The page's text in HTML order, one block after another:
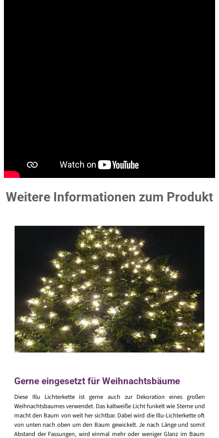
Weitere Informationen zum Produkt
Gerne eingesetzt für Weihnachtsbäume
Diese Illu Lichterkette ist gerne auch zur Dekoration eines großen
Weihnachtsbaumes verwendet. Das kaltweiße Licht funkelt wie Sterne und
macht den Baum von weit her sichtbar. Dabei wird die Illu-Lichterkette oft
von unten nach oben um den Baum gewickelt. Je nach Länge und somit
Abstand der Fassungen, wird einmal mehr oder weniger Glanz im Baum